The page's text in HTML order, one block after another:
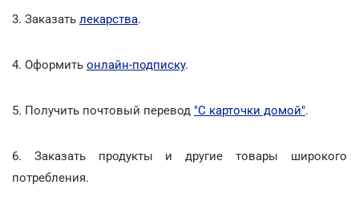
3. Заказать лекарства.
4. Оформить онлайн-подписку.
5. Получить почтовый перевод "С карточки домой".
6. Заказать продукты и другие товары широкого
потребления.